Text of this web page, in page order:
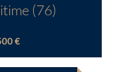
(76)
€